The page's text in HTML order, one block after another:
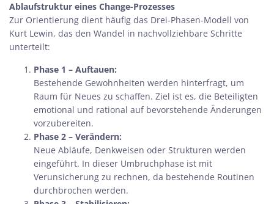
Ablaufstruktur eines Change-Prozesses
Zur Orientierung dient häufig das Drei-Phasen-Modell von
Kurt Lewin, das den Wandel in nachvollziehbare Schritte
unterteilt:
Phase 1 – Auftauen:
Bestehende Gewohnheiten werden hinterfragt, um
Raum für Neues zu schaffen. Ziel ist es, die Beteiligten
emotional und rational auf bevorstehende Änderungen
vorzubereiten.
Phase 2 – Verändern:
Neue Abläufe, Denkweisen oder Strukturen werden
eingeführt. In dieser Umbruchphase ist mit
Verunsicherung zu rechnen, da bestehende Routinen
durchbrochen werden.